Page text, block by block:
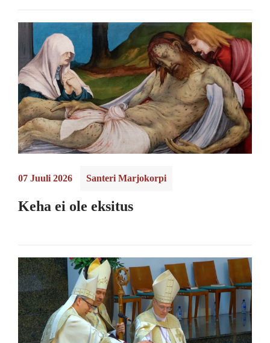
07 Juuli 2026 Santeri Marjokorpi
Keha ei ole eksitus